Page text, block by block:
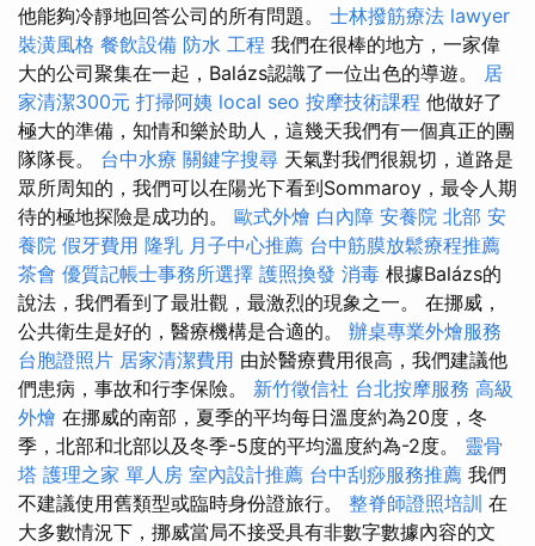
他能夠冷靜地回答公司的所有問題。 士林撥筋療法 lawyer
裝潢風格 餐飲設備 防水 工程 我們在很棒的地方，一家偉
大的公司聚集在一起，Balázs認識了一位出色的導遊。 居
家清潔300元 打掃阿姨 local seo 按摩技術課程 他做好了
極大的準備，知情和樂於助人，這幾天我們有一個真正的團
隊隊長。 台中水療 關鍵字搜尋 天氣對我們很親切，道路是
眾所周知的，我們可以在陽光下看到Sommaroy，最令人期
待的極地探險是成功的。 歐式外燴 白內障 安養院 北部 安
養院 假牙費用 隆乳 月子中心推薦 台中筋膜放鬆療程推薦
茶會 優質記帳士事務所選擇 護照換發 消毒 根據Balázs的
說法，我們看到了最壯觀，最激烈的現象之一。 在挪威，
公共衛生是好的，醫療機構是合適的。 辦桌專業外燴服務
台胞證照片 居家清潔費用 由於醫療費用很高，我們建議他
們患病，事故和行李保險。 新竹徵信社 台北按摩服務 高級
外燴 在挪威的南部，夏季的平均每日溫度約為20度，冬
季，北部和北部以及冬季-5度的平均溫度約為-2度。 靈骨
塔 護理之家 單人房 室內設計推薦 台中刮痧服務推薦 我們
不建議使用舊類型或臨時身份證旅行。 整脊師證照培訓 在
大多數情況下，挪威當局不接受具有非數字數據內容的文